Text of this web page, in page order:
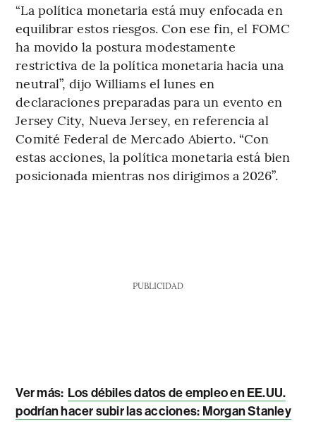
“La política monetaria está muy enfocada en
equilibrar estos riesgos. Con ese fin, el FOMC
ha movido la postura modestamente
restrictiva de la política monetaria hacia una
neutral”, dijo Williams el lunes en
declaraciones preparadas para un evento en
Jersey City, Nueva Jersey, en referencia al
Comité Federal de Mercado Abierto. “Con
estas acciones, la política monetaria está bien
posicionada mientras nos dirigimos a 2026”.
PUBLICIDAD
Ver más: Los débiles datos de empleo en EE.UU.
podrían hacer subir las acciones: Morgan Stanley